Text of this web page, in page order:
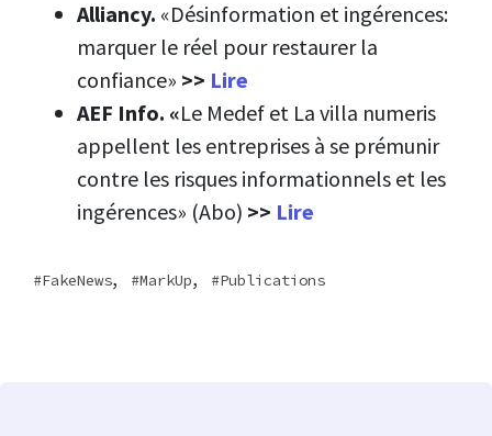
Alliancy. «Désinformation et ingérences:
marquer le réel pour restaurer la
confiance» >> Lire
AEF Info. «Le Medef et La villa numeris
appellent les entreprises à se prémunir
contre les risques informationnels et les
ingérences» (Abo) >> Lire
FakeNews, MarkUp, Publications